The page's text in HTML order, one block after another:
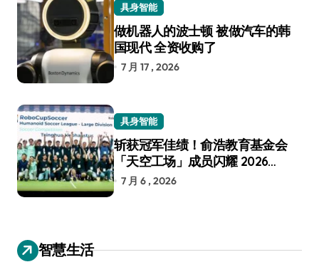
具身智能
做机器人的波士顿 被做汽车的韩
国现代 全资收购了
7 月 17 , 2026
具身智能
斩获冠军佳绩！俞浩教育基金会
「天空工场」成员闪耀 2026
RoboCup 机器人世界杯
7 月 6 , 2026
智慧生活